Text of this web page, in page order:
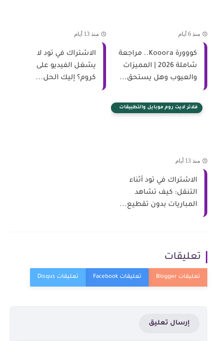
منذ 6 أيام
كووورة Kooora.. مراجعة
شاملة 2026 | المميزات
والعيوب وهل يستحق...
منذ 13 أيام
الاشتراك في تود لا
يشغل الفيديو على
كروم؟ إليك الحل...
فلاتر لايت روم موبايل والتطبيقات
منذ 13 أيام
الاشتراك في تود أثناء
التنقل: كيف تشاهد
المباريات بدون تقطيع...
تعليقات
إرسال تعليق